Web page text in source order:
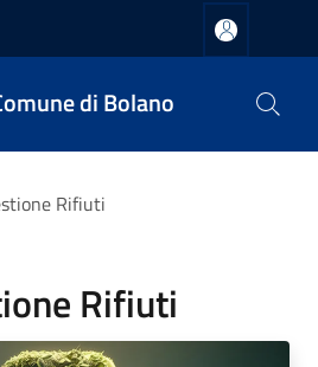
di Bolano
Rifiuti
Rifiuti